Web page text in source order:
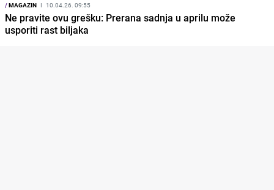
/MAGAZIN I 10.04.26. 09:55
Ne pravite ovu grešku: Prerana sadnja u aprilu može
usporiti rast biljaka